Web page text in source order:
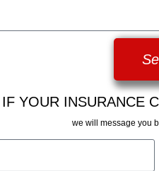
YOUR INSURANCE
we will message you